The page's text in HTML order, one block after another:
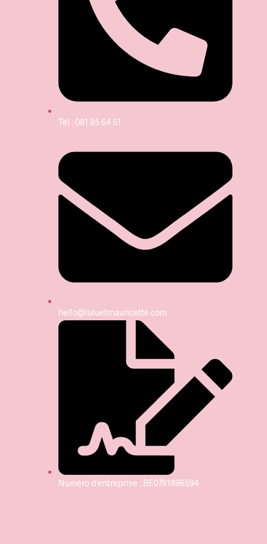
Tél : 081 85 64 51
hello@luluetmauricette.com
Numéro d’entreprise : BE0761896594